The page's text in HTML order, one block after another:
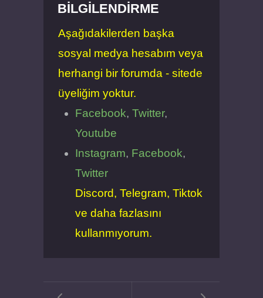
BILGILENDIRME
Aşağıdakilerden başka
sosyal medya hesabım veya
herhangi bir forumda - sitede
üyeliğim yoktur.
Facebook, Twitter,
Youtube
Instagram, Facebook,
Twitter
Discord, Telegram, Tiktok
ve daha fazlasını
kullanmıyorum.